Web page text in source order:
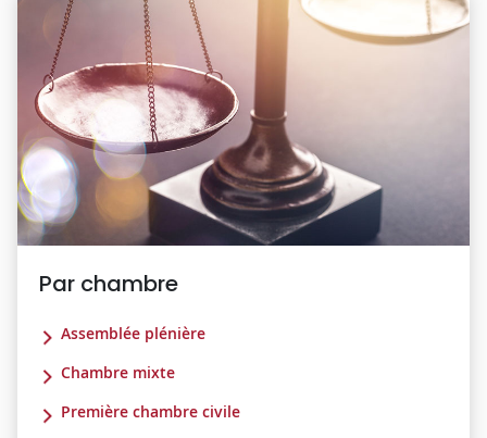
Par chambre
Assemblée plénière
Chambre mixte
Première chambre civile